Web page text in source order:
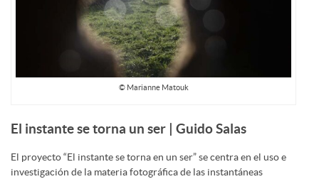
© Marianne Matouk
El instante se torna un ser | Guido Salas
El proyecto “El instante se torna en un ser” se centra en el uso e
investigación de la materia fotográfica de las instantáneas